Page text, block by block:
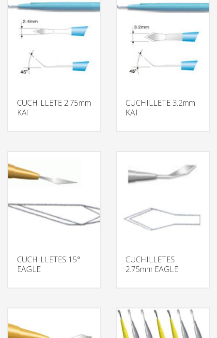
CUCHILLETE 2.75mm
KAI
CUCHILLETE 3.2mm
KAI
CUCHILLETES 15°
EAGLE
CUCHILLETES
2.75mm EAGLE